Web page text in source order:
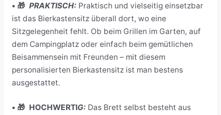
• 🎁 PRAKTISCH: Praktisch und vielseitig einsetzbar
ist das Bierkastensitz überall dort, wo eine
Sitzgelegenheit fehlt. Ob beim Grillen im Garten, auf
dem Campingplatz oder einfach beim gemütlichen
Beisammensein mit Freunden – mit diesem
personalisierten Bierkastensitz ist man bestens
ausgestattet.
• 🎁 HOCHWERTIG: Das Brett selbst besteht aus